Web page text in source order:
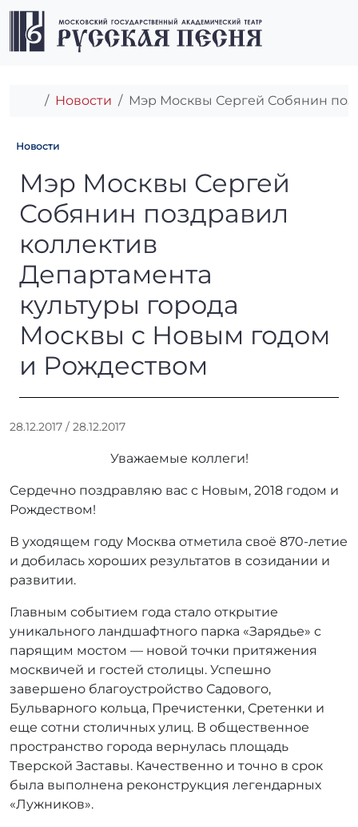
Перейти к содержимому
Перейти к футеру
Главная
Новости Мэр Москвы Сергей Собянин
Новости
Мэр Москвы Сергей
Мэр Москвы Сергей
Собянин поздравил
коллектив
Департамента
культуры города
Москвы с Новым годом
и Рождеством
28.12.2017 / 28.12.2017
т
р
r
_
m
i
Уважаемые коллеги!
Сердечно поздравляю вас с Новым, 2018 годом и
Рождеством!
В уходящем году Москва отметила своё 870-летие
и добилась хороших результатов в созидании и
развитии.
Главным событием года стало открытие
уникального ландшафтного парка «Зарядье» с
парящим мостом — новой точки притяжения
москвичей и гостей столицы. Успешно
завершено благоустройство Садового,
Бульварного кольца, Пречистенки, Сретенки и
еще сотни столичных улиц. В общественное
пространство города вернулась площадь
Тверской Заставы. Качественно и точно в срок
была выполнена реконструкция легендарных
«Лужников».